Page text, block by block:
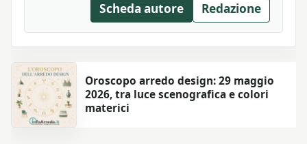
Scheda autore Redazione
Oroscopo arredo design: 29 maggio
2026, tra luce scenografica e colori
materici